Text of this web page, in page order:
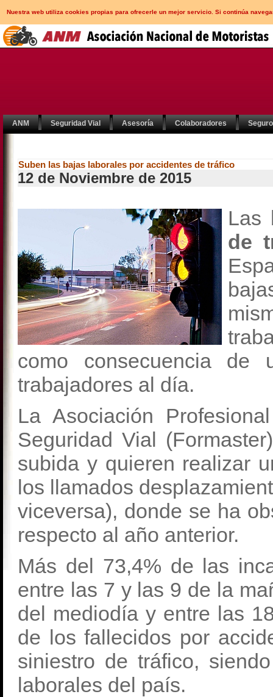
Nuestra web utiliza cookies propias para ofrecerle un mejor servicio. Si continúa
ANM Seguridad Vial Asesoría Colaboradores
Suben las bajas laborales por accidentes de tráfico
12 de Noviembre de 2015
Las
de
como consecuencia de
trabajadores al día.
La Asociación
Seguridad Vial
subida y quieren realizar
los llamados
viceversa), donde se ha
respecto al año anterior.
Más del 73,4% de las
entre las 7 y las 9 de la
del mediodía y entre las
de los fallecidos por
siniestro de tráfico,
laborales del país.